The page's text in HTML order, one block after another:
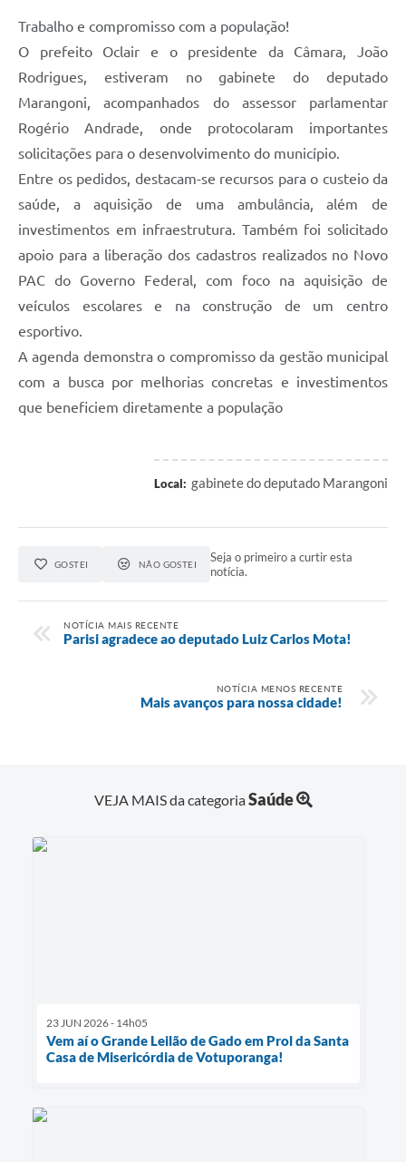
Trabalho e compromisso com a população!
O prefeito Oclair e o presidente da Câmara, João
Rodrigues, estiveram no gabinete do deputado
Marangoni, acompanhados do assessor parlamentar
Rogério Andrade, onde protocolaram importantes
solicitações para o desenvolvimento do município.
Entre os pedidos, destacam-se recursos para o custeio da
saúde, a aquisição de uma ambulância, além de
investimentos em infraestrutura. Também foi solicitado
apoio para a liberação dos cadastros realizados no Novo
PAC do Governo Federal, com foco na aquisição de
veículos escolares e na construção de um centro
esportivo.
A agenda demonstra o compromisso da gestão municipal
com a busca por melhorias concretas e investimentos
que beneficiem diretamente a população
Local: gabinete do deputado Marangoni
GOSTEI NÃO GOSTEI
Seja o primeiro a curtir esta
notícia.
NOTÍCIA MAIS RECENTE
Parisi agradece ao deputado Luiz Carlos Mota!
NOTÍCIA MENOS RECENTE
Mais avanços para nossa cidade!
VEJA MAIS da categoriaSaúde
23 JUN 2026 - 14h05
Vem aí o Grande Leilão de Gado em Prol da Santa
Casa de Misericórdia de Votuporanga!